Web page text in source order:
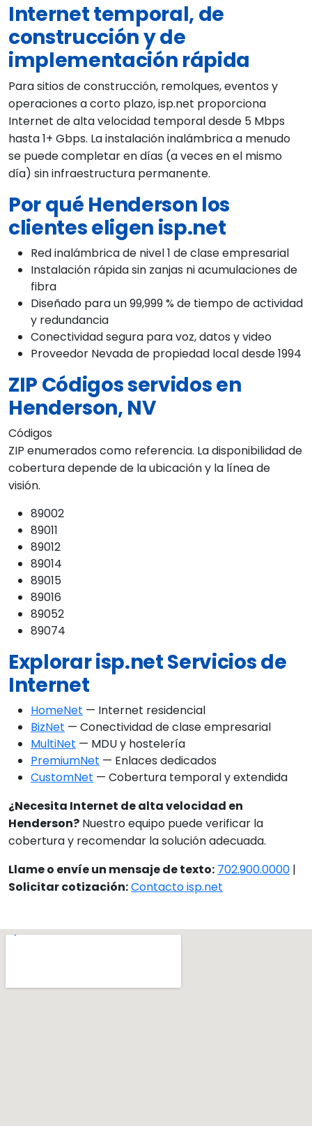
Internet temporal, de
construcción y de
implementación rápida
Para sitios de construcción, remolques, eventos y
operaciones a corto plazo, isp.net proporciona
Internet de alta velocidad temporal desde 5 Mbps
hasta 1+ Gbps. La instalación inalámbrica a menudo
se puede completar en días (a veces en el mismo
día) sin infraestructura permanente.
Por qué Henderson los
clientes eligen isp.net
Red inalámbrica de nivel 1 de clase empresarial
Instalación rápida sin zanjas ni acumulaciones de
fibra
Diseñado para un 99,999 % de tiempo de actividad
y redundancia
Conectividad segura para voz, datos y video
Proveedor Nevada de propiedad local desde 1994
ZIP Códigos servidos en
Henderson, NV
Códigos
ZIP enumerados como referencia. La disponibilidad de
cobertura depende de la ubicación y la línea de
visión.
89002
89011
89012
89014
89015
89016
89052
89074
Explorar isp.net Servicios de
Internet
HomeNet — Internet residencial
BizNet — Conectividad de clase empresarial
MultiNet — MDU y hostelería
PremiumNet — Enlaces dedicados
CustomNet — Cobertura temporal y extendida
¿Necesita Internet de alta velocidad en
Henderson? Nuestro equipo puede verificar la
cobertura y recomendar la solución adecuada.
Llame o envíe un mensaje de texto: 702.900.0000 |
Solicitar cotización:Contacto isp.net